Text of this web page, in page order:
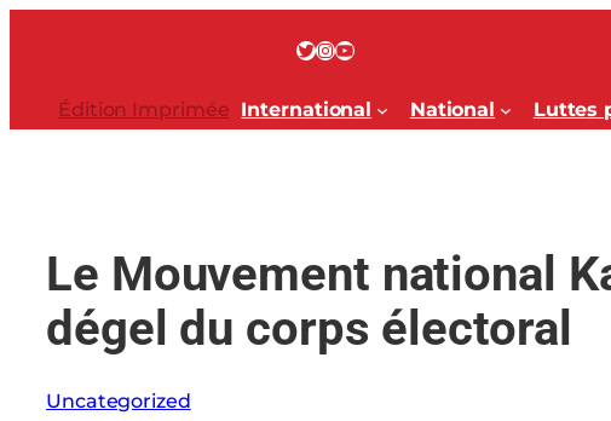
Twitter InstagramYouTube
Édition Imprimée International National Luttes
Le Mouvement national
dégel du corps électoral
Uncategorized